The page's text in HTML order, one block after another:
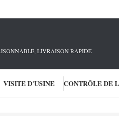
LIVRAISON RAPIDE
VISITE D'USINE